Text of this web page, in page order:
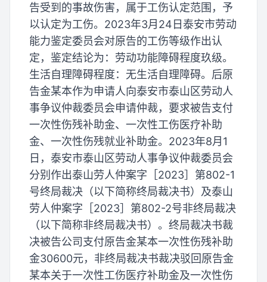
告受到的事故伤害，属于工伤认定范围，予
以认定为工伤。2023年3月24日泰安市劳动
能力鉴定委员会对原告的工伤等级作出认
定，鉴定结论为：劳动功能障碍程度玖级。
生活自理障碍程度：无生活自理障碍。后原
告金某本作为申请人向泰安市泰山区劳动人
事争议仲裁委员会申请仲裁，要求被告支付
一次性伤残补助金、一次性工伤医疗补助
金、一次性伤残就业补助金。2023年8月1
日，泰安市泰山区劳动人事争议仲裁委员会
分别作出泰山劳人仲案字［2023］第802-1
号终局裁决（以下简称终局裁决书）及泰山
劳人仲案字［2023］第802-2号非终局裁决
（以下简称非终局裁决书）。终局裁决书裁
决被告公司支付原告金某本一次性伤残补助
金30600元，非终局裁决书裁决驳回原告金
某本关于一次性工伤医疗补助金及一次性伤